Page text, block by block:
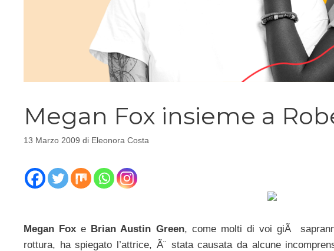
Megan Fox insieme a
13 Marzo 2009 di Eleonora Costa
Megan Fox e Brian Austin Green, come molti di voi giÃ
rottura, ha spiegato l’attrice, Ã¨ stata causata da alcune